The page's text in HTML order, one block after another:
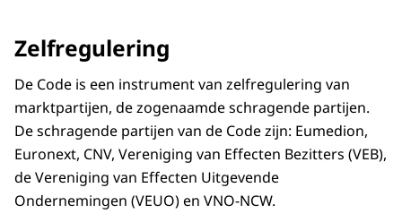
Zelfregulering
De Code is een instrument van zelfregulering van
marktpartijen, de zogenaamde schragende partijen.
De schragende partijen van de Code zijn: Eumedion,
Euronext, CNV, Vereniging van Effecten Bezitters (VEB),
de Vereniging van Effecten Uitgevende
Ondernemingen (VEUO) en VNO-NCW.